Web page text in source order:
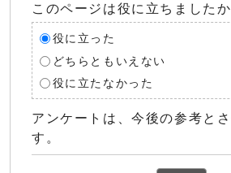
このページは役に立ちましたか
役に立った
どちらともいえない
役に立たなかった
アンケートは、今後の参考と
す。